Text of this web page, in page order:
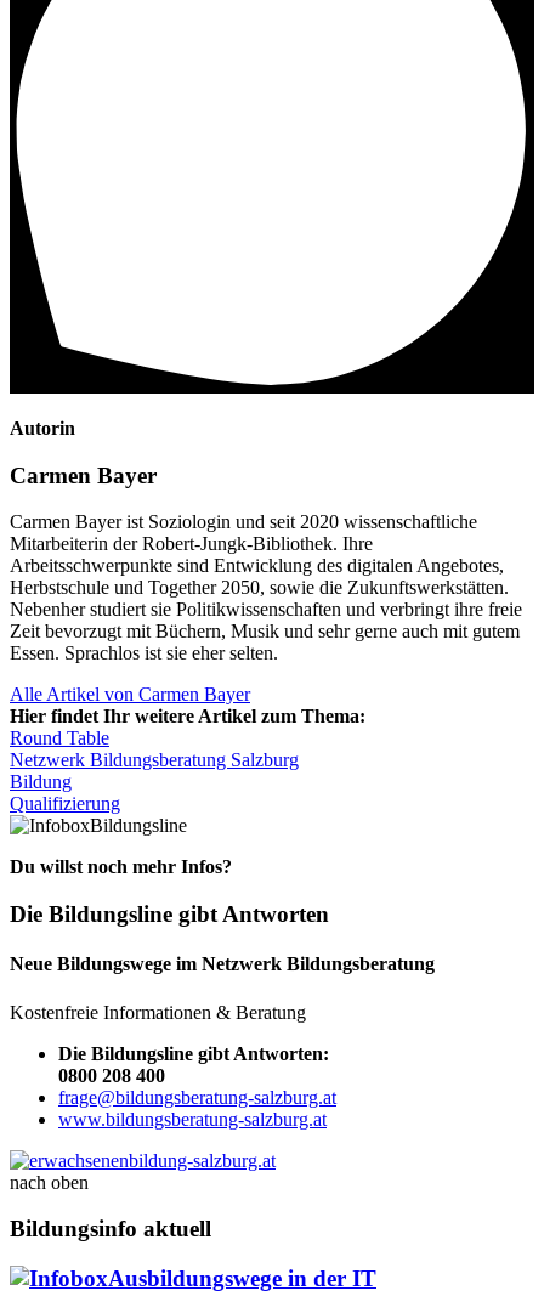
Autorin
Carmen Bayer
Carmen Bayer ist Soziologin und seit 2020 wissenschaftliche
Mitarbeiterin der Robert-Jungk-Bibliothek. Ihre
Arbeitsschwerpunkte sind Entwicklung des digitalen Angebotes,
Herbstschule und Together 2050, sowie die Zukunftswerkstätten.
Nebenher studiert sie Politikwissenschaften und verbringt ihre freie
Zeit bevorzugt mit Büchern, Musik und sehr gerne auch mit gutem
Essen. Sprachlos ist sie eher selten.
Alle Artikel von Carmen Bayer
Hier findet Ihr weitere Artikel zum Thema:
Round Table
Netzwerk Bildungsberatung Salzburg
Bildung
Qualifizierung
Bildungsline
Du willst noch mehr Infos?
Die Bildungsline gibt Antworten
Neue Bildungswege im Netzwerk Bildungsberatung
Kostenfreie Informationen & Beratung
Die Bildungsline gibt Antworten:
0800 208 400
frage@bildungsberatung-salzburg.at
www.bildungsberatung-salzburg.at
nach oben
Bildungsinfo aktuell
Ausbildungswege in der IT